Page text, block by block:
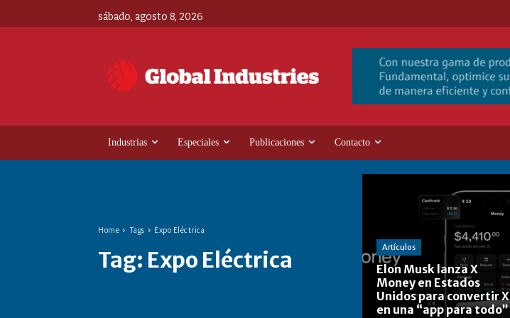
sábado, agosto 8, 2026
Industrias Especiales Publicaciones Contacto
Home Tags Expo Eléctrica
Tag: Expo Eléctrica Artículos
Elon Musk lanza X
Money en Estados
Unidos para convertir X
en una “app para todo”